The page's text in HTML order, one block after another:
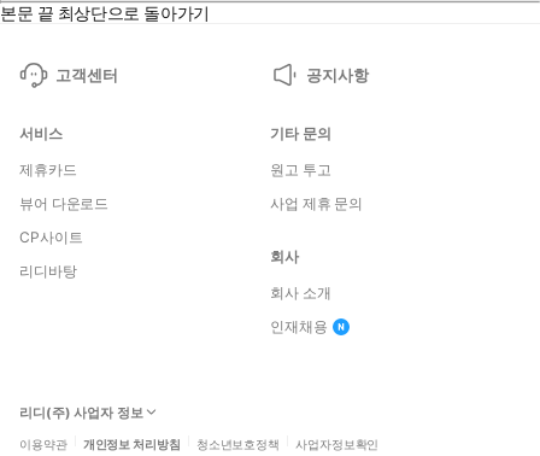
본문 끝 최상단으로 돌아가기
고객센터 공지사항
서비스
제휴카드
뷰어 다운로드
CP사이트
리디바탕
기타 문의
원고 투고
사업 제휴 문의
회사
회사 소개
인재채용
리디(주) 사업자 정보
이용약관 개인정보 처리방침 청소년보호정책 사업자정보확인